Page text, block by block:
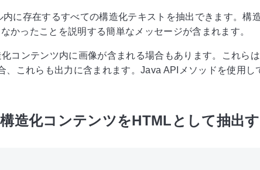
に存在するすべての構造化テキストを抽出できます。構
かったことを説明する簡単なメッセージが含まれます。
コンテンツ内に画像が含まれる場合もあります。これら
、これらも出力に含まれます。Java APIメソッドを使用
造化コンテンツをHTMLとして抽出